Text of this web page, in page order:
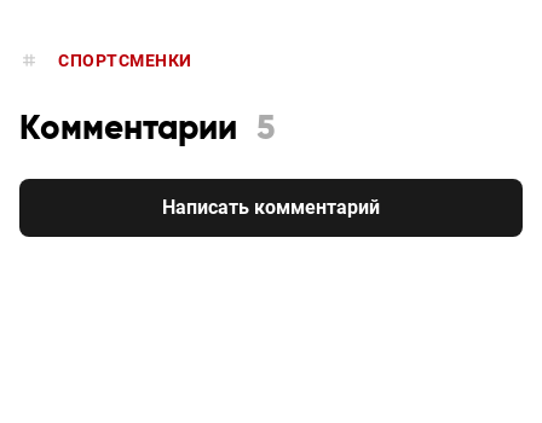
СПОРТСМЕНКИ
Комментарии 5
Написать комментарий